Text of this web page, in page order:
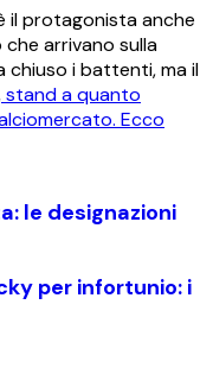
il protagonista anche
arrivano sulla
chiuso i battenti, ma il
stand a quanto
Ecco
le designazioni
per infortunio: i